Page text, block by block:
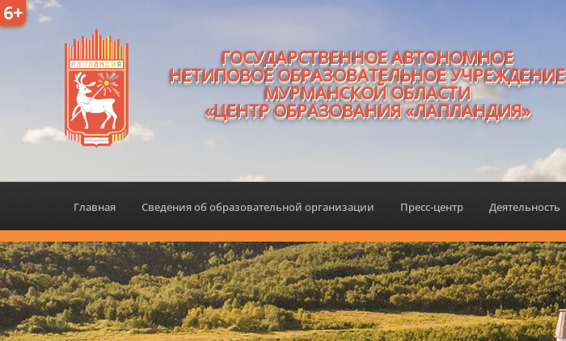
6+
ГОСУДАРСТВЕННОЕ АВТОНОМНОЕ
НЕТИПОВОЕ ОБРАЗОВАТЕЛЬНОЕ УЧРЕЖДЕНИЕ
МУРМАНСКОЙ ОБЛАСТИ
«ЦЕНТР ОБРАЗОВАНИЯ «ЛАПЛАНДИЯ»
Главная Сведения об образовательной организации Пресс-центр Деятельность